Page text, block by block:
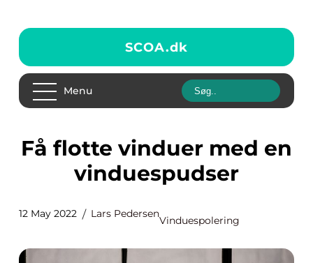
SCOA.dk
Menu
Få flotte vinduer med en
vinduespudser
12 May 2022 Lars Pedersen
Vinduespolering